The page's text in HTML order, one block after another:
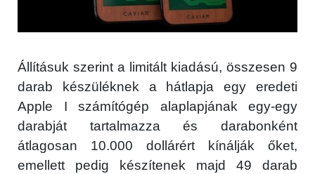
Állításuk szerint a limitált kiadású, összesen 9
darab készüléknek a hátlapja egy eredeti
Apple I számítógép alaplapjának egy-egy
darabját tartalmazza és darabonként
átlagosan 10.000 dollárért kínálják őket,
emellett pedig készítenek majd 49 darab